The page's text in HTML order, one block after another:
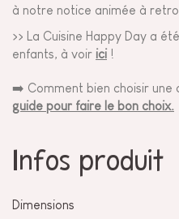
à notre notice animée à
>> La Cuisine Happy Day a
enfants, à voir ici !
➡️ Comment bien choisir une
guide pour faire le bon choix.
Infos produit
Dimensions